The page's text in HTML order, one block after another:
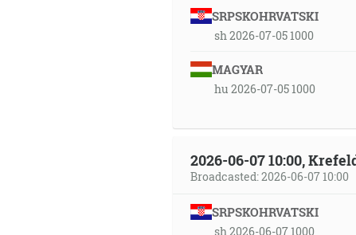
SRPSKOHRVATSKI
sh 2026-07-05 1000
MAGYAR
hu 2026-07-05 1000
2026-06-07 10:00,
Broadcasted: 2026-06-07 10:00
SRPSKOHRVATSKI
sh 2026-06-07 1000